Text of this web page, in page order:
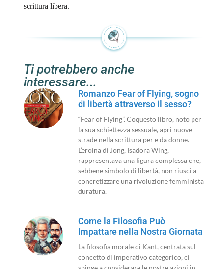
scrittura libera.
Ti potrebbero anche
interessare...
Romanzo Fear of Flying, sogno
di libertà attraverso il sesso?
“Fear of Flying”. Coquesto libro, noto per
la sua schiettezza sessuale, aprì nuove
strade nella scrittura per e da donne.
L’eroina di Jong, Isadora Wing,
rappresentava una figura complessa che,
sebbene simbolo di libertà, non riuscì a
concretizzare una rivoluzione femminista
duratura.
Come la Filosofia Può
Impattare nella Nostra Giornata
La filosofia morale di Kant, centrata sul
concetto di imperativo categorico, ci
spinge a considerare le nostre azioni in